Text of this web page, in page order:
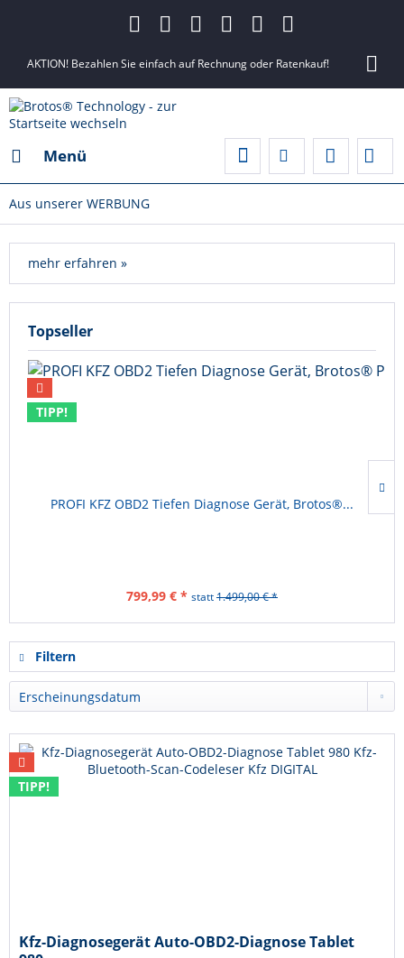
AKTION! Bezahlen Sie einfach auf Rechnung oder Ratenkauf!
Menü
Aus unserer WERBUNG
mehr erfahren »
Topseller
TIPP!
PROFI KFZ OBD2 Tiefen Diagnose Gerät, Brotos®...
799,99 € * statt1.499,00 € *
Filtern
TIPP!
Kfz-Diagnosegerät Auto-OBD2-Diagnose Tablet